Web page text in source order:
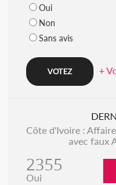
Oui
Non
Sans avis
+
Côte d'Ivoire :
avec faux
2355
Oui